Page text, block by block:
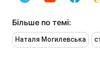
Більше по темі:
Наталя Могилевська